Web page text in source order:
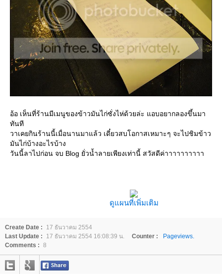
อ้อ เห็นที่ร้านมีเมนูของข้าวมันไก่ซั่งไห่ด้วยล่ะ แอบอยากลองขึ้นมา
ทันที
วาเคยกินร้านนี้เมื่อนานมาแล้ว เดี๋ยวสบโอกาสเหมาะๆ จะไปชิมข้าว
มันไก่บ้างอะไรบ้าง
วันนี้ลาไปก่อน จบ Blog ยั่วน้ำลายเพียงเท่านี้ สวัสดีค่าาาาาาาาาา
ดูแผนที่เพิ่มเติม
Create Date :
17 ธันวาคม 2554
Last Update :
17 ธันวาคม 2554 16:08:39 น. Counter :
Pageviews.
Comments : 8